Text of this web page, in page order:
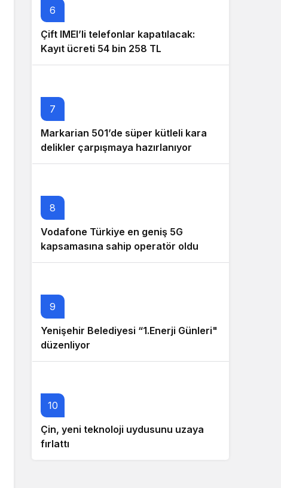
6
Çift IMEI’li telefonlar kapatılacak:
Kayıt ücreti 54 bin 258 TL
7
Markarian 501’de süper kütleli kara
delikler çarpışmaya hazırlanıyor
8
Vodafone Türkiye en geniş 5G
kapsamasına sahip operatör oldu
9
Yenişehir Belediyesi “1.Enerji Günleri"
düzenliyor
10
Çin, yeni teknoloji uydusunu uzaya
fırlattı